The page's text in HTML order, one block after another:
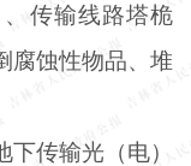
、传输线路塔桅
腐蚀性物品、堆
下传输光（电）